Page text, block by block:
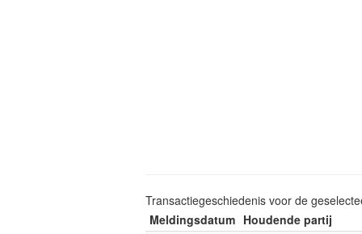
Transactiegeschiedenis voor de
Meldingsdatum Houdende partij